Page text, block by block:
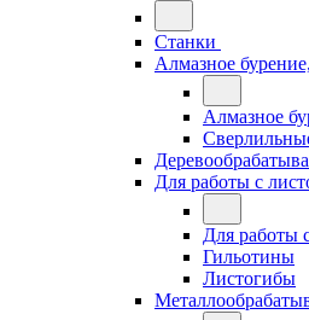
Станки
Алмазное
Алмазное
Для работы с
Для работы
Гильотины
Листогибы